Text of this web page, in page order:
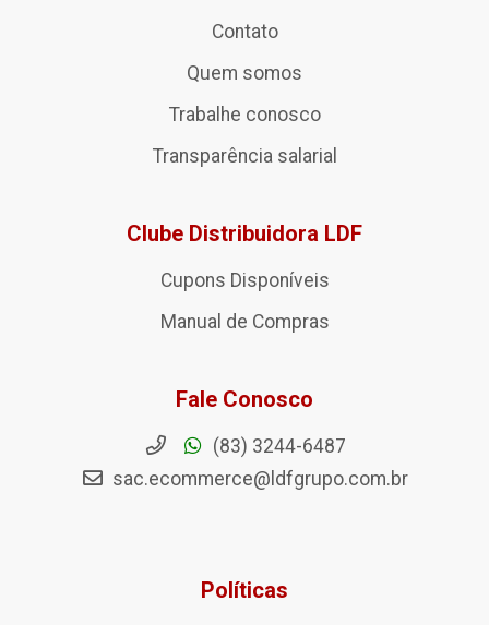
Contato
Quem somos
Trabalhe conosco
Transparência salarial
Clube Distribuidora LDF
Cupons Disponíveis
Manual de Compras
Fale Conosco
(83) 3244-6487
sac.ecommerce@ldfgrupo.com.br
Políticas